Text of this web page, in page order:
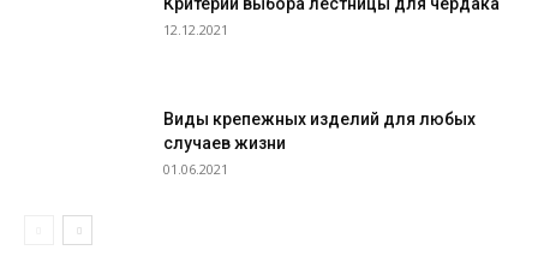
12.12.2021
Виды крепежных изделий для любых
случаев жизни
01.06.2021